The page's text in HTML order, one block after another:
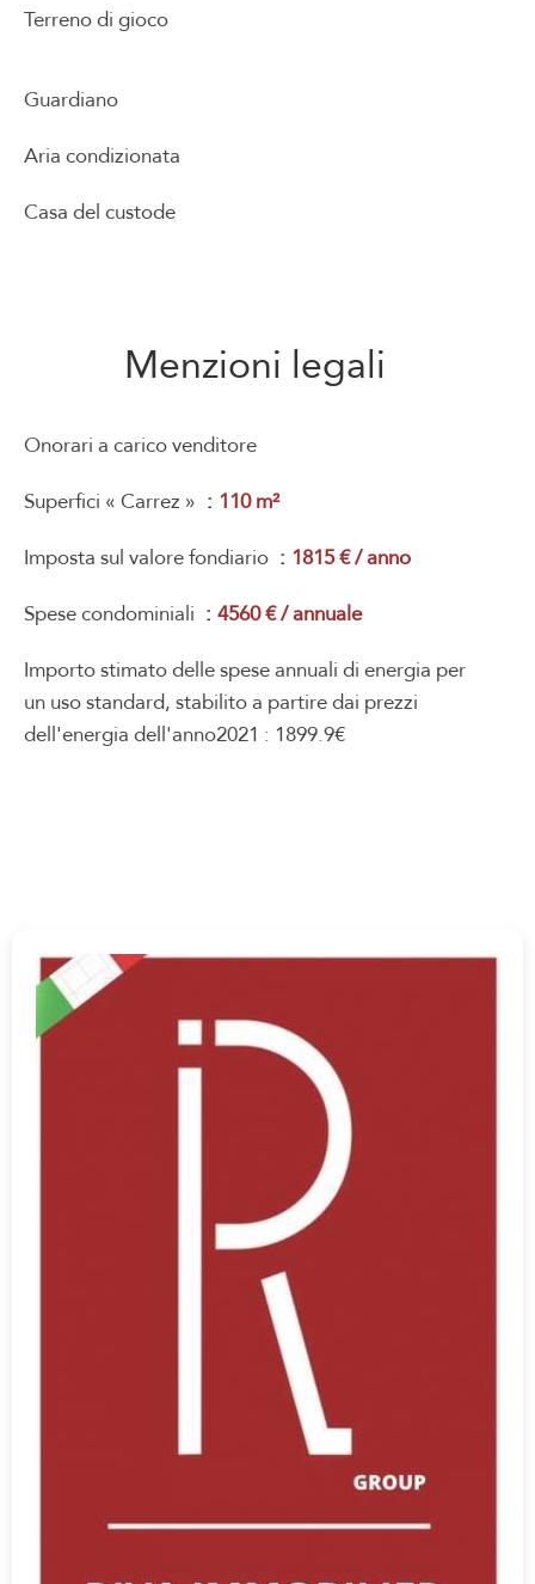
Terreno di gioco
Guardiano
Aria condizionata
Casa del custode
Menzioni legali
Onorari a carico venditore
Superfici « Carrez »
110 m²
Imposta sul valore fondiario
1815 € / anno
Spese condominiali
4560 € / annuale
Importo stimato delle spese annuali di energia per
un uso standard, stabilito a partire dai prezzi
dell'energia dell'anno2021 : 1899.9€